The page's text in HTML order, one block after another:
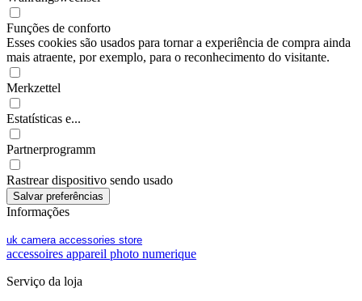
Funções de conforto
Esses cookies são usados para tornar a experiência de compra ainda
mais atraente, por exemplo, para o reconhecimento do visitante.
Merkzettel
Estatísticas e...
Partnerprogramm
Rastrear dispositivo sendo usado
Informações
uk camera accessories store
accessoires appareil photo numerique
Serviço da loja